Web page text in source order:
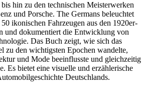
hin zu den technischen Meisterwerken
und Porsche. The Germans beleuchtet
ikonischen Fahrzeugen aus den 1920er-
und dokumentiert die Entwicklung von
Das Buch zeigt, wie sich das
zu den wichtigsten Epochen wandelte,
und Mode beeinflusste und gleichzeitig
Es bietet eine visuelle und erzählerische
Deutschlands.